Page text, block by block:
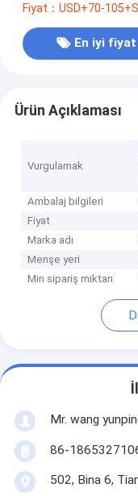
Fiyat：USD+70-
En iyi fiyat
Ürün Açıklaması
Vurgulamak
Ambalaj bilgileri
Fiyat
Marka adı
Menşe yeri
Min sipariş miktarı
Mr. wang
86-
502, Bina 6,